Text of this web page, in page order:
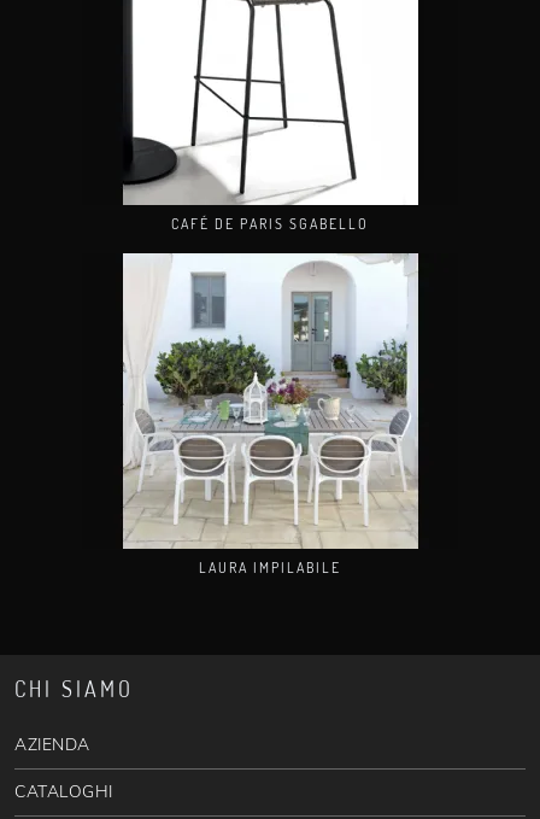
CAFÉ DE PARIS SGABELLO
LAURA IMPILABILE
CHI SIAMO
AZIENDA
CATALOGHI